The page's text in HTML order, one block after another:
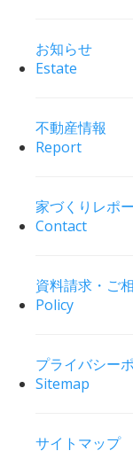
お知らせ
Estate
不動産情報
Report
家づくりレポ
Contact
資料請求・ご
Policy
プライバシー
Sitemap
サイトマップ